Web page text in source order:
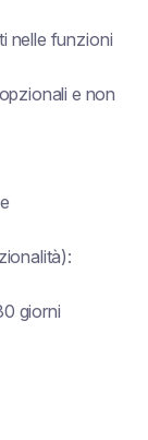
nelle funzioni
e non
giorni